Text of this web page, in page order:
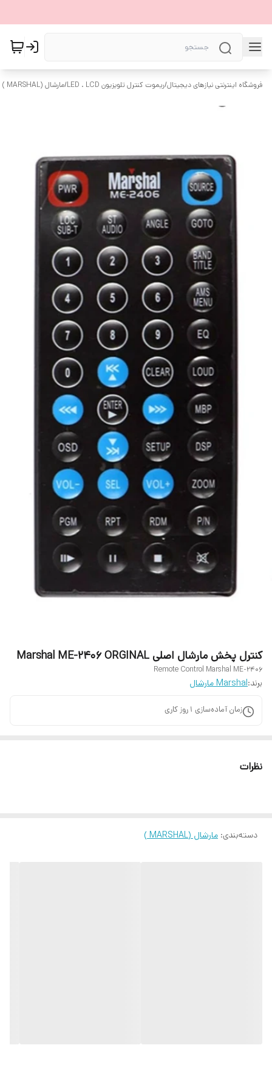
فروشگاه اینترنتی نیازهای دیجیتال/ریموت کنترل تلویزیون LED . LCD /مارشال (MARSHAL )
کنترل پخش مارشال اصلی Marshal ME-2406 ORGINAL
Remote Control Marshal ME-2406
برند:Marshal مارشال
زمان آماده‌سازی 1 روز کاری
نظرات
دسته‌بندی: مارشال (MARSHAL )